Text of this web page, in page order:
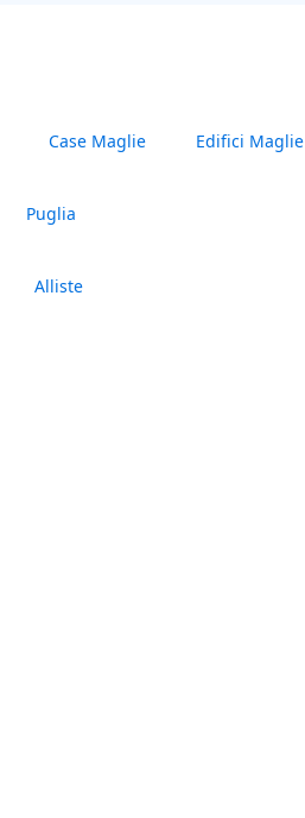
Case Maglie Edifici Maglie
Puglia
Alliste